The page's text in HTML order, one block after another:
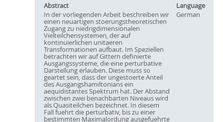
Abstract
Language
In der vorliegenden Arbeit beschreiben wir
einen neuartigen stoerungstheoretischen
Zugang zu niedrigdimensionalen
Vielteilchensystemen, der auf
kontinuierlichen unitaeren
Transformationen aufbaut. Im Speziellen
betrachten wir auf Gittern definierte
Ausgangssysteme, die eine perturbative
Darstellung erlauben. Diese muss so
geartet sein, dass der ungestoerte Anteil
des Ausgangshamiltonians ein
aequidistantes Spektrum hat. Der Abstand
zwischen zwei benachbarten Niveaus wird
als Quasiteilchen bezeichnet. In diesem
Fall fuehrt die perturbativ, bis zu einer
bestimmten Maximalordung ausgefuehrte
German